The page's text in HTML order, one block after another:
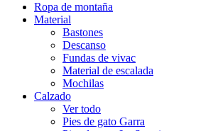
Ropa de montaña
Material
Bastones
Descanso
Fundas de vivac
Material de escalada
Mochilas
Calzado
Ver todo
Pies de gato Garra